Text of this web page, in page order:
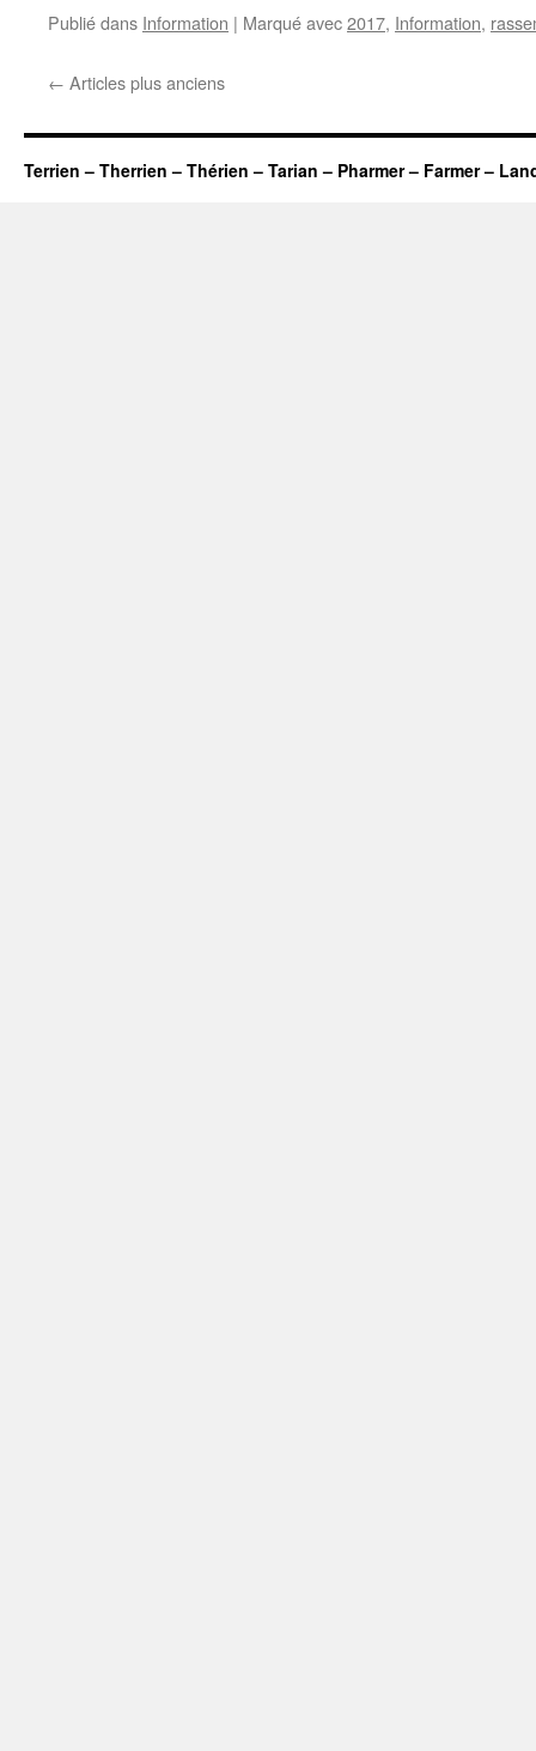
Publié dans Information | Marqué avec2017, Information,
← Articles plus anciens
Terrien – Therrien – Thérien – Tarian – Pharmer – Farmer –